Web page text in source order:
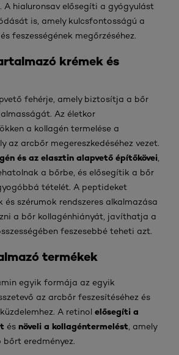
. A hialuronsav elősegíti a gyógyulást
is, amely kulcsfontosságú a
feszességének megőrzéséhez.
krémek és
fehérje, amely biztosítja a bőr
Az életkor
a kollagén termelése a
az arcbőr megereszkedéséhez vezet.
és az elasztin alapvető építőkövei
a bőrbe, és elősegítik a bőr
tételét. A peptideket
szérumok rendszeres alkalmazása
a bőr kollagénhiányát, javíthatja a
feszesebbé teheti azt.
termékek
egyik formája az egyik
az arcbőr feszesítéséhez és
A retinol elősegíti a
és növeli a kollagéntermelést , amely
eredményez.